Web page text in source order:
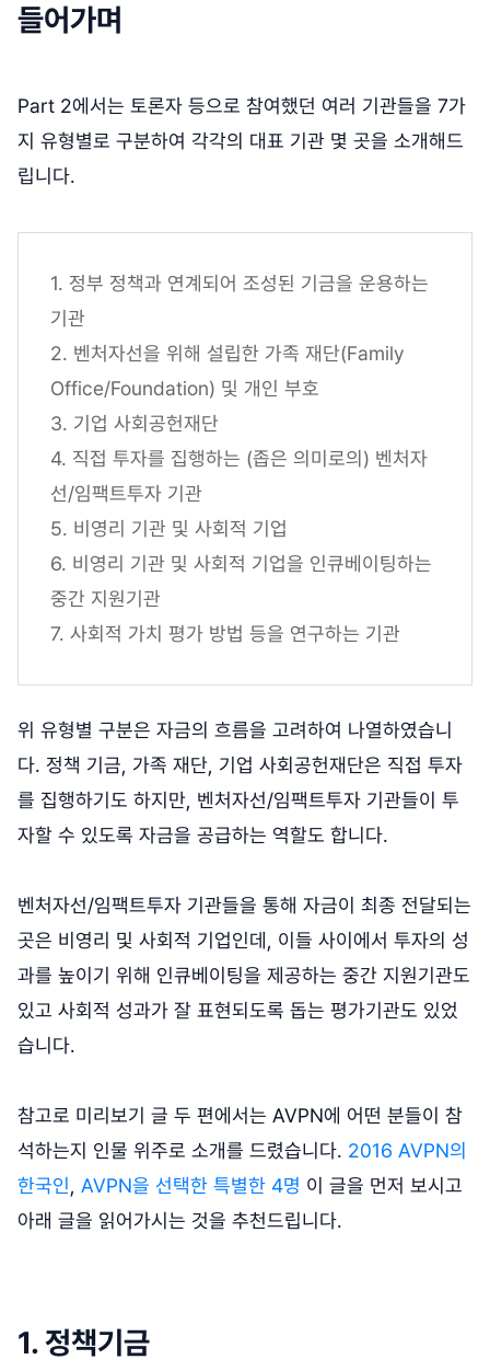
들어가며
Part 2에서는 토론자 등으로 참여했던 여러 기관들을 7가
지 유형별로 구분하여 각각의 대표 기관 몇 곳을 소개해드
립니다.
1. 정부 정책과 연계되어 조성된 기금을 운용하는
기관
2. 벤처자선을 위해 설립한 가족 재단(Family
Office/Foundation) 및 개인 부호
3. 기업 사회공헌재단
4. 직접 투자를 집행하는 (좁은 의미로의) 벤처자
선/임팩트투자 기관
5. 비영리 기관 및 사회적 기업
6. 비영리 기관 및 사회적 기업을 인큐베이팅하는
중간 지원기관
7. 사회적 가치 평가 방법 등을 연구하는 기관
위 유형별 구분은 자금의 흐름을 고려하여 나열하였습니
다. 정책 기금, 가족 재단, 기업 사회공헌재단은 직접 투자
를 집행하기도 하지만, 벤처자선/임팩트투자 기관들이 투
자할 수 있도록 자금을 공급하는 역할도 합니다.
벤처자선/임팩트투자 기관들을 통해 자금이 최종 전달되는
곳은 비영리 및 사회적 기업인데, 이들 사이에서 투자의 성
과를 높이기 위해 인큐베이팅을 제공하는 중간 지원기관도
있고 사회적 성과가 잘 표현되도록 돕는 평가기관도 있었
습니다.
참고로 미리보기 글 두 편에서는 AVPN에 어떤 분들이 참
석하는지 인물 위주로 소개를 드렸습니다. 2016 AVPN의
한국인, AVPN을 선택한 특별한 4명 이 글을 먼저 보시고
아래 글을 읽어가시는 것을 추천드립니다.
1. 정책기금